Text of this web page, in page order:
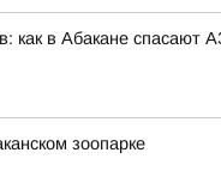
как в Абакане спасают
зоопарке